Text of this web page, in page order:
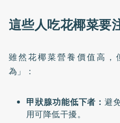
這些人吃花椰菜要
雖然花椰菜營養價值高
為」：
甲狀腺功能低下者：避
用可降低干擾。